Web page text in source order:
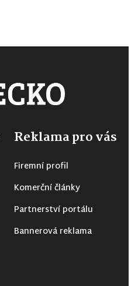
Reklama pro vás
Firemní profil
Komerční články
Partnerství portálu
Bannerová reklama